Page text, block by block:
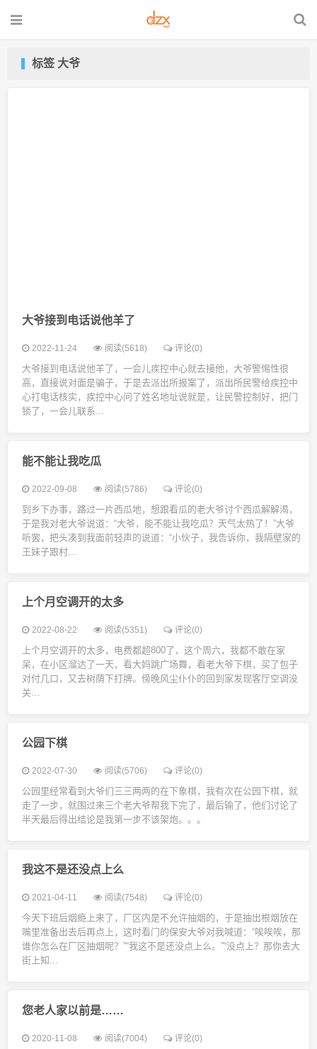
标签 大爷
大爷接到电话说他羊了
2022-11-24 阅读(5618) 评论(0)
大爷接到电话说他羊了，一会儿疾控中心就去接他，大爷警惕性很
高，直接说对面是骗子，于是去派出所报案了，派出所民警给疾控中
心打电话核实，疾控中心问了姓名地址说就是，让民警控制好，把门
锁了，一会儿联系...
能不能让我吃瓜
2022-09-08 阅读(5786) 评论(0)
到乡下办事，路过一片西瓜地，想跟看瓜的老大爷讨个西瓜解解渴，
于是我对老大爷说道：“大爷，能不能让我吃瓜？天气太热了！”大爷
听罢，把头凑到我面前轻声的说道：“小伙子，我告诉你，我隔壁家的
王妹子跟村...
上个月空调开的太多
2022-08-22 阅读(5351) 评论(0)
上个月空调开的太多，电费都超800了，这个周六，我都不敢在家
呆，在小区溜达了一天，看大妈跳广场舞，看老大爷下棋，买了包子
对付几口，又去树荫下打牌。傍晚风尘仆仆的回到家发现客厅空调没
关…
公园下棋
2022-07-30 阅读(5706) 评论(0)
公园里经常看到大爷们三三两两的在下象棋，我有次在公园下棋，就
走了一步，就围过来三个老大爷帮我下完了，最后输了，他们讨论了
半天最后得出结论是我第一步不该架炮。。。
我这不是还没点上么
2021-04-11 阅读(7548) 评论(0)
今天下班后烟瘾上来了，厂区内是不允许抽烟的，于是抽出根烟放在
嘴里准备出去后再点上，这时看门的保安大爷对我喊道：“唉唉唉，那
谁你怎么在厂区抽烟呢？”“我这不是还没点上么。”“没点上？那你去大
街上知...
您老人家以前是……
2020-11-08 阅读(7004) 评论(0)